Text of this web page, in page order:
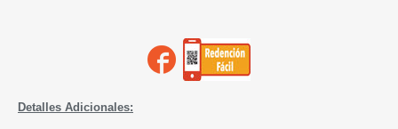
Detalles Adicionales: